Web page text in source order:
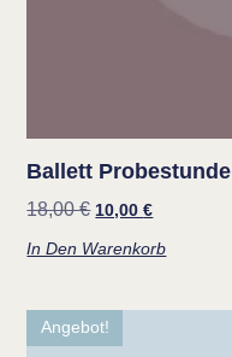
Ballett Probestunde
18,00€ 10,00€
In Den Warenkorb
Angebot!